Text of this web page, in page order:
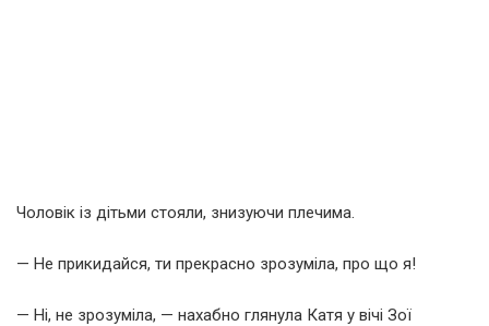
Чоловік із дітьми стояли, знизуючи плечима.
— Не прикидайся, ти прекрасно зрозуміла, про що я!
— Ні, не зрозуміла, — нахабно глянула Катя у вічі Зої